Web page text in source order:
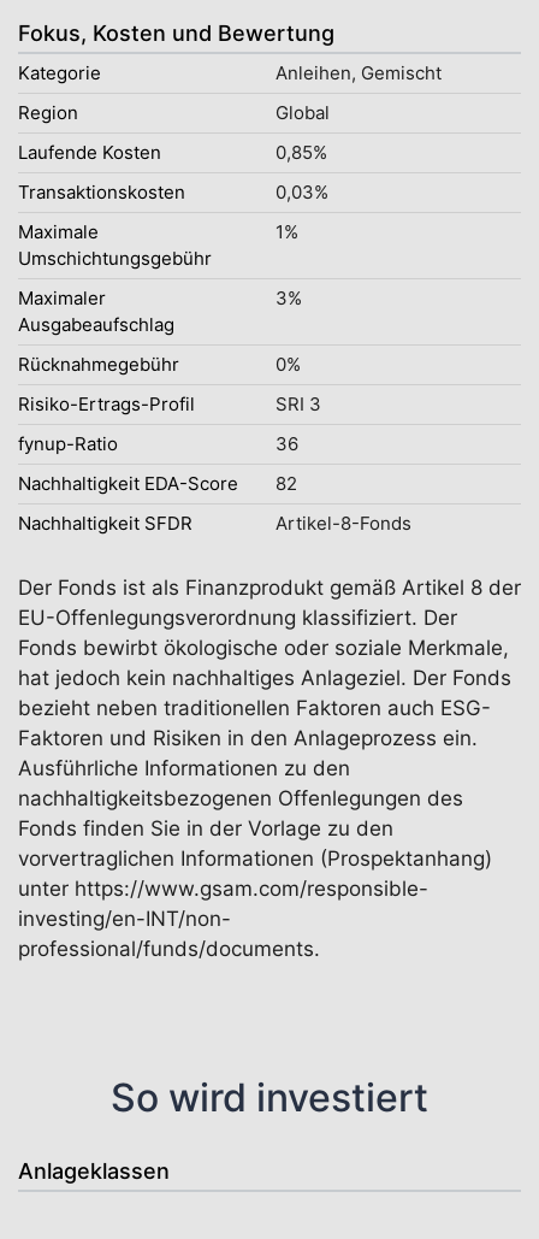
Fokus, Kosten und Bewertung
Kategorie
Anleihen, Gemischt
Region
Global
Laufende Kosten
0,85%
Transaktionskosten
0,03%
Maximale
Umschichtungsgebühr
1%
Maximaler
Ausgabeaufschlag
3%
Rücknahmegebühr
0%
Risiko-Ertrags-Profil
SRI 3
fynup-Ratio
36
Nachhaltigkeit EDA-Score
82
Nachhaltigkeit SFDR
Artikel-8-Fonds
Der Fonds ist als Finanzprodukt gemäß Artikel 8 der
EU-Offenlegungsverordnung klassifiziert. Der
Fonds bewirbt ökologische oder soziale Merkmale,
hat jedoch kein nachhaltiges Anlageziel. Der Fonds
bezieht neben traditionellen Faktoren auch ESG-
Faktoren und Risiken in den Anlageprozess ein.
Ausführliche Informationen zu den
nachhaltigkeitsbezogenen Offenlegungen des
Fonds finden Sie in der Vorlage zu den
vorvertraglichen Informationen (Prospektanhang)
unter https://www.gsam.com/responsible-
investing/en-INT/non-
professional/funds/documents.
So wird investiert
Anlageklassen